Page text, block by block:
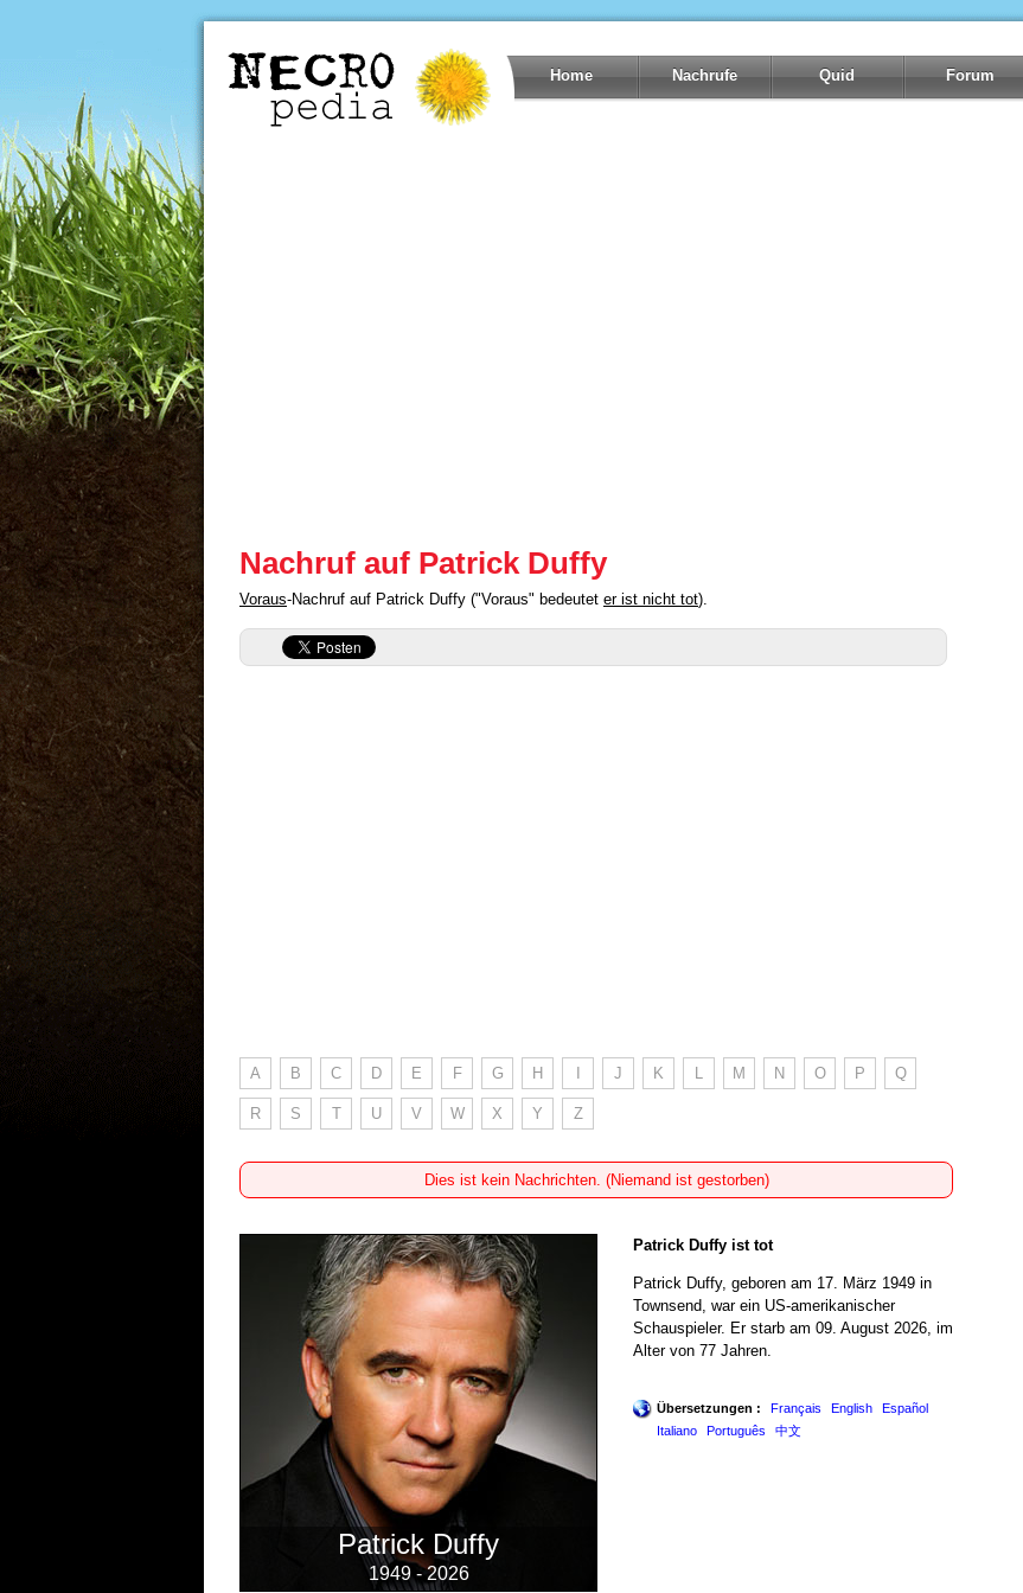
Home Nachrufe Quid Forum
Nachruf auf Patrick Duffy
Voraus-Nachruf auf Patrick Duffy ("Voraus" bedeutet er ist nicht tot).
A B C D E F G H J K L M N O P Q
R S T U V W X Y Z
Dies ist kein Nachrichten. (Niemand ist gestorben)
Patrick Duffy
1949 - 2026
Patrick Duffy ist tot
Patrick Duffy, geboren am 17. März 1949 in
Townsend, war ein US-amerikanischer
Schauspieler. Er starb am 09. August 2026, im
Alter von 77 Jahren.
Übersetzungen : Français English
Español
Italiano
Português 中文